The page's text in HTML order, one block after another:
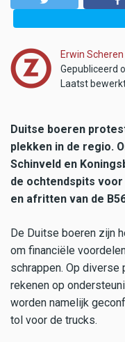
Erwin Scheren
Gepubliceerd
Laatst
Duitse boeren
plekken in de regio.
Schinveld en
de ochtendspits
en afritten van de
De Duitse boeren zijn
om financiële
schrappen. Op diverse
rekenen op
worden namelijk
tol voor de trucks.